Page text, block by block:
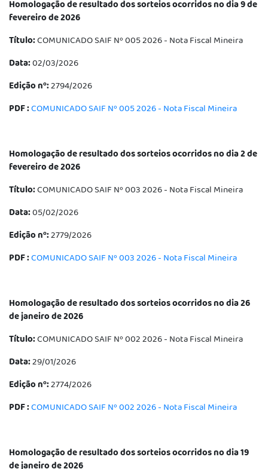
Homologação de resultado dos sorteios ocorridos no dia 9 de
fevereiro de 2026
Título:COMUNICADO SAIF Nº 005 2026 - Nota Fiscal Mineira
Data:02/03/2026
Edição nº:2794/2026
PDF :COMUNICADO SAIF Nº 005 2026 - Nota Fiscal Mineira
Homologação de resultado dos sorteios ocorridos no dia 2 de
fevereiro de 2026
Título:COMUNICADO SAIF Nº 003 2026 - Nota Fiscal Mineira
Data:05/02/2026
Edição nº:2779/2026
PDF :COMUNICADO SAIF Nº 003 2026 - Nota Fiscal Mineira
Homologação de resultado dos sorteios ocorridos no dia 26
de janeiro de 2026
Título:COMUNICADO SAIF Nº 002 2026 - Nota Fiscal Mineira
Data:29/01/2026
Edição nº:2774/2026
PDF :COMUNICADO SAIF Nº 002 2026 - Nota Fiscal Mineira
Homologação de resultado dos sorteios ocorridos no dia 19